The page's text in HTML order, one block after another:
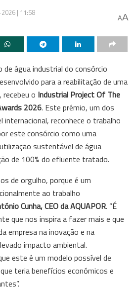
| 11:58
AA
água industrial do consórcio
para a reabilitação de uma
recebeu o Industrial Project Of The
2026. Este prémio, um dos
reconhece o trabalho
este consórcio como uma
sustentável de água
de 100% do efluente tratado.
de orgulho, porque é um
ao trabalho
Cunha, CEO da AQUAPOR. “É
que nos inspira a fazer mais e que
empresa na inovação e na
impacto ambiental.
este é um modelo possível de
teria benefícios económicos e